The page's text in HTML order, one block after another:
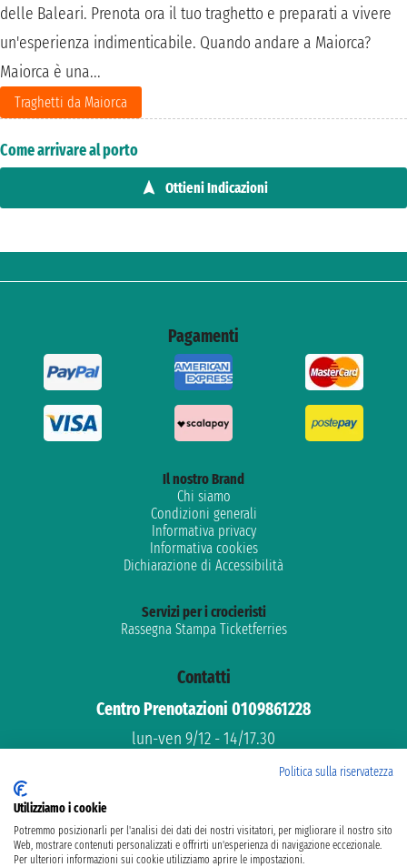
delle Baleari. Prenota ora il tuo traghetto e preparati a vivere
un'esperienza indimenticabile. Quando andare a Maiorca?
Maiorca è una...
Traghetti da Maiorca
Come arrivare al porto
Ottieni Indicazioni
Pagamenti
Il nostro Brand
Chi siamo
Condizioni generali
Informativa privacy
Informativa cookies
Dichiarazione di Accessibilità
Servizi per i crocieristi
Rassegna Stampa Ticketferries
Contatti
Centro Prenotazioni 0109861228
lun-ven 9/12 - 14/17.30
email: info@ticketferries.com
Politica sulla riservatezza
Utilizziamo i cookie
Potremmo posizionarli per l'analisi dei dati dei nostri visitatori, per migliorare il nostro sito
Web, mostrare contenuti personalizzati e offrirti un'esperienza di navigazione eccezionale.
Per ulteriori informazioni sui cookie utilizziamo aprire le impostazioni.